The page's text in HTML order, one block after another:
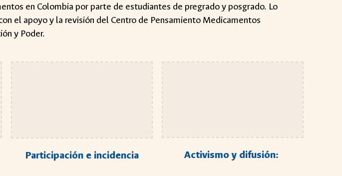
en Colombia por parte de estudiantes de pregrado y posgrado. Lo
el apoyo y la revisión del Centro de Pensamiento Medicamentos
y Poder.
Participación e incidencia Activismo y difusión: